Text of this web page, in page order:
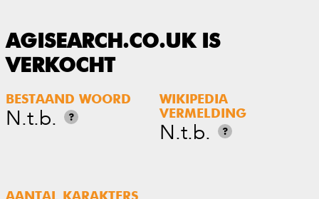
AGISEARCH.CO.UK IS
VERKOCHT
BESTAAND WOORD
N.t.b. ?
WIKIPEDIA
VERMELDING
N.t.b. ?